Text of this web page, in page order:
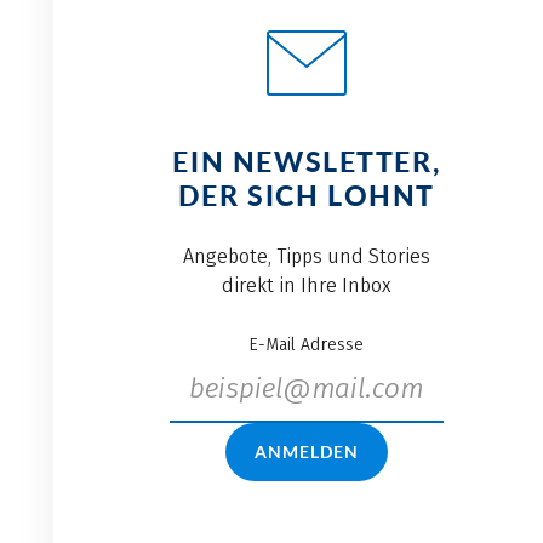
EIN NEWSLETTER,
DER SICH LOHNT
Angebote, Tipps und Stories
direkt in Ihre Inbox
E-Mail Adresse
ANMELDEN